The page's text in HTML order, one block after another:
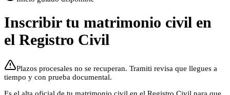
Inscribir tu matrimonio civil en
el Registro Civil
Plazos procesales no se recuperan. Tramiti revisa que llegues a
tiempo y con prueba documental.